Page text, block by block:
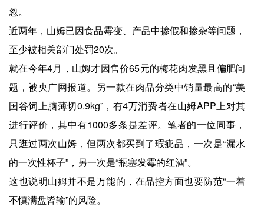
忽。
近两年，山姆已因食品霉变、产品中掺假和掺杂等问题，
至少被相关部门处罚20次。
就在今年4月，山姆才因售价65元的梅花肉发黑且偏肥问
题，被央广网报道。另一款在肉品分类中销量最高的“美
国谷饲上脑薄切0.9kg”，有4万消费者在山姆APP上对其
进行评价，其中有1000多条是差评。笔者的一位同事，
只逛过两次山姆，但两次都买到了瑕疵品，一次是“漏水
的一次性杯子”，另一次是“瓶塞发霉的红酒”。
这也说明山姆并不是万能的，在品控方面也要防范“一着
不慎满盘皆输”的风险。